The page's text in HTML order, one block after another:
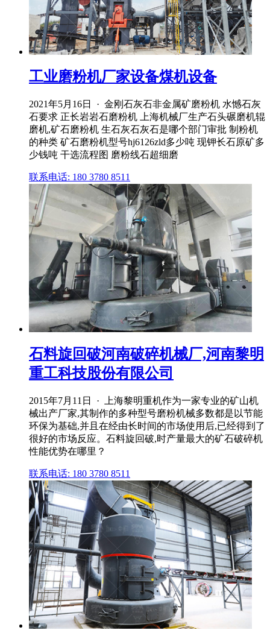
工业磨粉机厂家设备煤机设备
2021年5月16日 · 金刚石灰石非金属矿磨粉机 水憾石灰
石要求 正长岩岩石磨粉机 上海机械厂生产石头碾磨机辊
磨机,矿石磨粉机 生石灰石灰石是哪个部门审批 制粉机
的种类 矿石磨粉机型号hj6126zld多少吨 现钾长石原矿多
少钱吨 干选流程图 磨粉线石超细磨
联系电话: 180 3780 8511
石料旋回破河南破碎机械厂,河南黎明
重工科技股份有限公司
2015年7月11日 · 上海黎明重机作为一家专业的矿山机
械出产厂家,其制作的多种型号磨粉机械多数都是以节能
环保为基础,并且在经由长时间的市场使用后,已经得到了
很好的市场反应。石料旋回破,时产量最大的矿石破碎机
性能优势在哪里？
联系电话: 180 3780 8511